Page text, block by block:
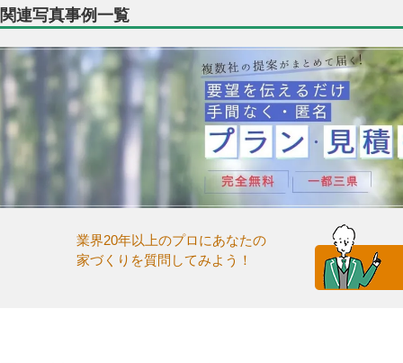
関連写真事例一覧
業界20年以上のプロにあなたの
家づくりを質問してみよう！